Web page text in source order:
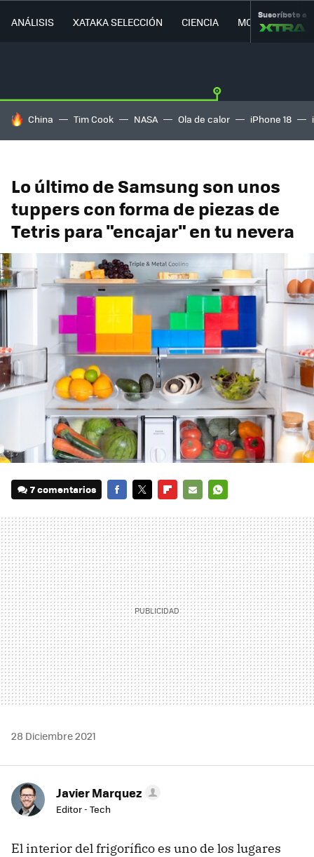
ANÁLISIS XATAKA SELECCIÓN CIENCIA MOVILIDAD
Suscríbete a
HOY SE HABLA DE
China Tim Cook NASA Ola de calor iPhone 18
Lo último de Samsung son unos
tuppers con forma de piezas de
Tetris para "encajar" en tu nevera
7 comentarios
MAIL
28 Diciembre 2021
Javier Marquez
Editor - Tech
El interior del frigorífico es uno de los lugares